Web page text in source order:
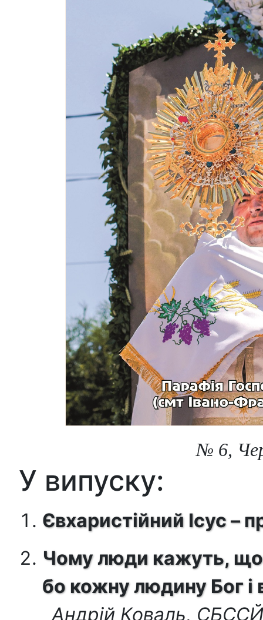
№ 6,
У випуску:
Євхаристійний Ісус –
Чому люди кажуть, що
бо кожну людину Бог і
Андрій Коваль, СБССЙ